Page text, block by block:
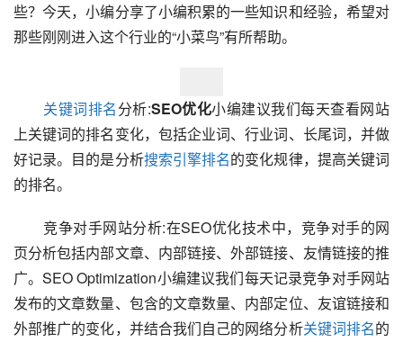
些？今天，小编分享了小编积累的一些知识和经验，希望对
那些刚刚进入这个行业的“小菜鸟”有所帮助。
关键词排名分析:SEO优化小编建议我们每天查看网站
上关键词的排名变化，包括企业词、行业词、长尾词，并做
好记录。目的是分析搜索引擎排名的变化规律，提高关键词
的排名。
竞争对手网站分析:在SEO优化技术中，竞争对手的网
页分析包括内部文章、内部链接、外部链接、友情链接的推
广。SEO Optimization小编建议我们每天记录竞争对手网站
发布的文章数量、包含的文章数量、内部定位、友谊链接和
外部推广的变化，并结合我们自己的网络分析关键词排名的